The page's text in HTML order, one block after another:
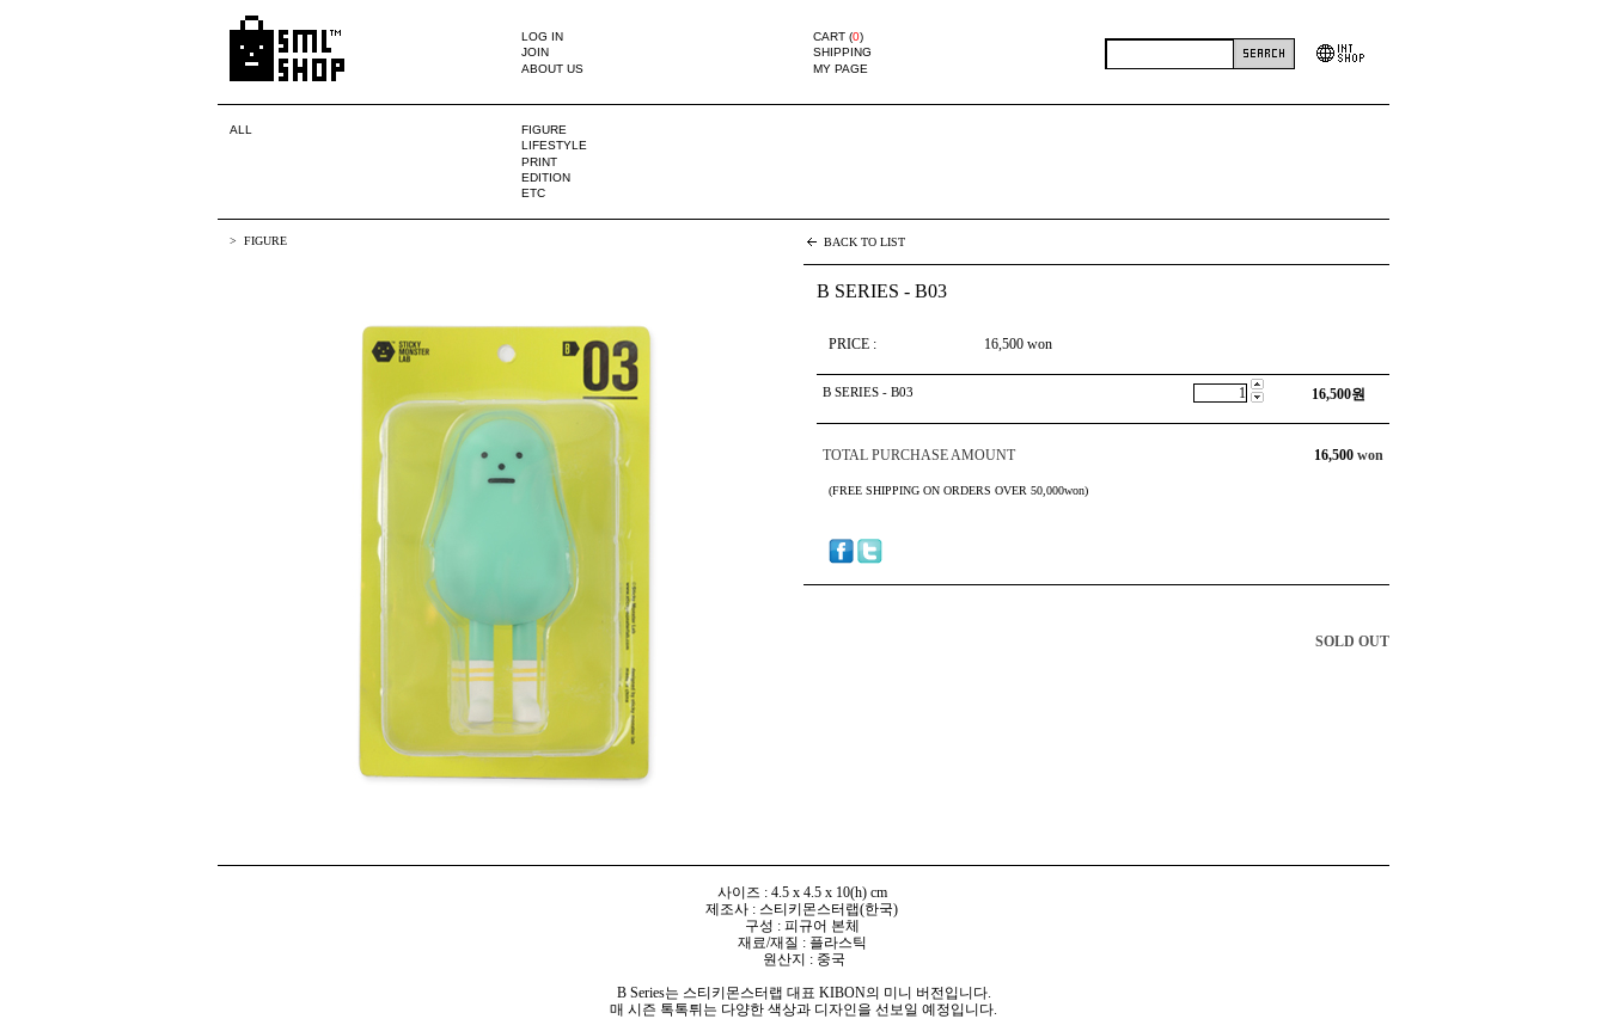
LOG IN
JOIN
ABOUT US
CART (0)
SHIPPING
MY PAGE
ALL
FIGURE
LIFESTYLE
PRINT
EDITION
ETC
FIGURE BACK TO LIST
B SERIES - B03
PRICE : 16,500 won
B SERIES - B03 16,500원
TOTAL PURCHASE AMOUNT 16,500 won
(FREE SHIPPING ON ORDERS OVER 50,000won)
SOLD OUT
사이즈 : 4.5 x 4.5 x 10(h) cm
제조사 : 스티키몬스터랩(한국)
구성 : 피규어 본체
재료/재질 : 플라스틱
원산지 : 중국
B Series는 스티키몬스터랩 대표 KIBON의 미니 버전입니다.
매 시즌 톡톡튀는 다양한 색상과 디자인을 선보일 예정입니다.